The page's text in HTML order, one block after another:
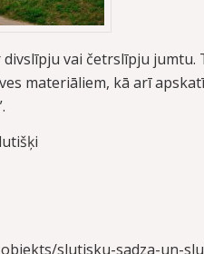
vai četrslīpju jumtu.
materiāliem, kā arī
slutisku-sadza-un-